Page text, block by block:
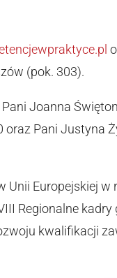
(pok. 303).
Joanna
oraz Pani Justyna
Europejskiej w
Regionalne
kwalifikacji